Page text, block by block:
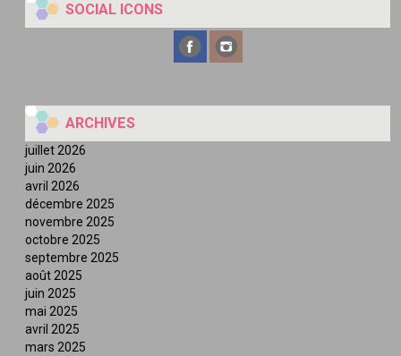
SOCIAL ICONS
ARCHIVES
juillet 2026
juin 2026
avril 2026
décembre 2025
novembre 2025
octobre 2025
septembre 2025
août 2025
juin 2025
mai 2025
avril 2025
mars 2025